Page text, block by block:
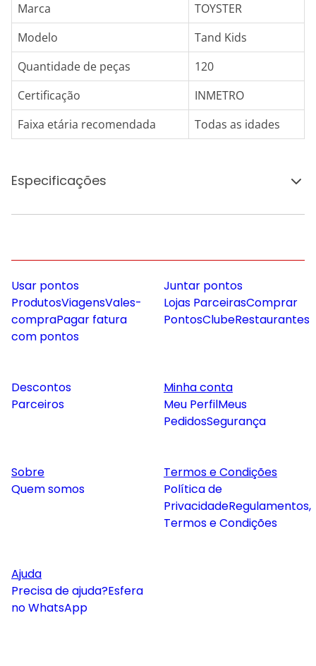
Marca
TOYSTER
Modelo
Tand Kids
Quantidade de peças
120
Certificação
INMETRO
Faixa etária recomendada
Todas as idades
Especificações
Usar pontos
ProdutosViagensVales-
compraPagar fatura
com pontos
Juntar pontos
Lojas ParceirasComprar
PontosClubeRestaurantes
Descontos
Parceiros
Minha conta
Meu PerfilMeus
PedidosSegurança
Sobre
Quem somos
Termos e Condições
Política de
PrivacidadeRegulamentos,
Termos e Condições
Ajuda
Precisa de ajuda?Esfera
no WhatsApp